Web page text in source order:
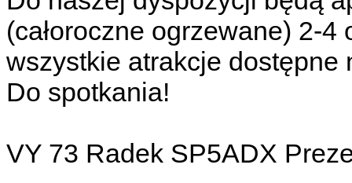
(całoroczne ogrzewane) 2-
wszystkie atrakcje dostępne
Do spotkania!
VY 73 Radek SP5ADX